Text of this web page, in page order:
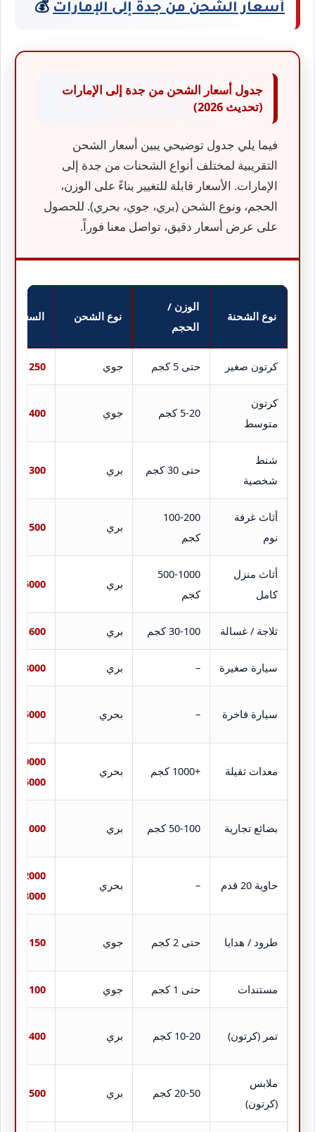
أسعار الشحن من جدة إلى الإمارات 💰
جدول أسعار الشحن من جدة إلى الإمارات
(تحديث 2026)
فيما يلي جدول توضيحي يبين أسعار الشحن
التقريبية لمختلف أنواع الشحنات من جدة إلى
الإمارات. الأسعار قابلة للتغيير بناءً على الوزن،
الحجم، ونوع الشحن (بري، جوي، بحري). للحصول
على عرض أسعار دقيق، تواصل معنا فوراً.
نوع الشحنة
الوزن /
الحجم
نوع الشحن السعر
كرتون صغير حتى 5 كجم جوي 250 – 350
كرتون
متوسط
5-20 كجم جوي 400 – 600
شنط
شخصية
حتى 30 كجم بري 300 – 500
أثاث غرفة
نوم
100-200
كجم
بري 1500 – 2500
أثاث منزل
كامل
500-1000
كجم
بري 5000 – 8000
ثلاجة / غسالة 30-100 كجم بري 600 – 1200
سيارة صغيرة – بري 3000 – 4500
سيارة فاخرة – بحري 5000 – 7000
معدات ثقيلة +1000 كجم بحري
15000
بضائع تجارية 50-100 كجم بري 1000 – 2000
حاوية 20 قدم – بحري
18000
طرود / هدايا حتى 2 كجم جوي 150 – 250
مستندات حتى 1 كجم جوي 100 – 200
تمر (كرتون) 10-20 كجم بري 400 – 600
ملابس
(كرتون)
20-50 كجم بري 500 – 800